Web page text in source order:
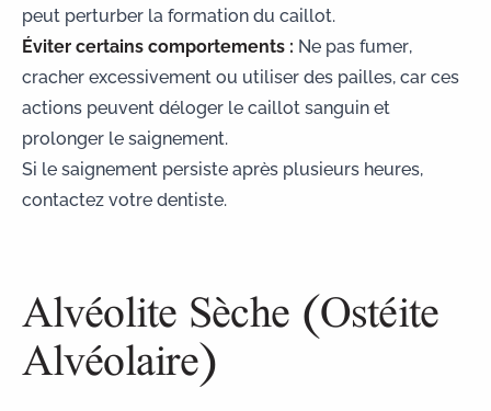
peut perturber la formation du caillot.
Éviter certains comportements : Ne pas fumer,
cracher excessivement ou utiliser des pailles, car ces
actions peuvent déloger le caillot sanguin et
prolonger le saignement.
Si le saignement persiste après plusieurs heures,
contactez votre dentiste.
Alvéolite Sèche (Ostéite
Alvéolaire)